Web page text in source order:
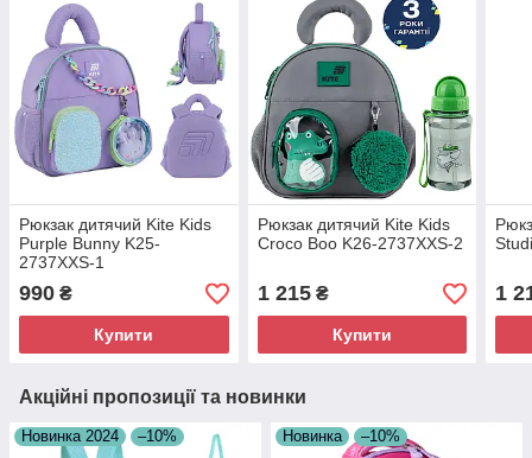
Рюкзак дитячий Kite Kids
Purple Bunny K25-
2737XXS-1
990 ₴
Купити
Рюкзак дитячий Kite Kids
Croco Boo K26-2737XXS-2
1 215₴
Купити
1
Акційні пропозиції та новинки
Новинка 2024 –10% Новинка –10%